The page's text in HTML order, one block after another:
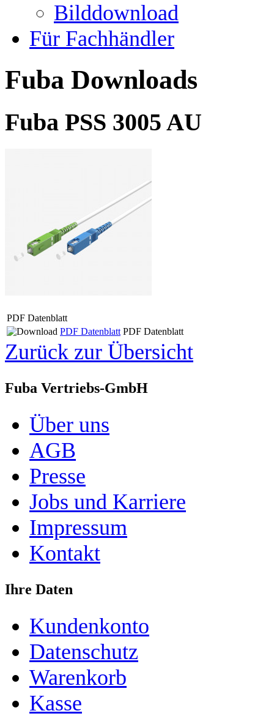
Bilddownload
Für Fachhändler
Fuba Downloads
Fuba PSS 3005 AU
PDF Datenblatt
PDF Datenblatt PDF Datenblatt
Zurück zur Übersicht
Fuba Vertriebs-GmbH
Über uns
AGB
Presse
Jobs und Karriere
Impressum
Kontakt
Ihre Daten
Kundenkonto
Datenschutz
Warenkorb
Kasse